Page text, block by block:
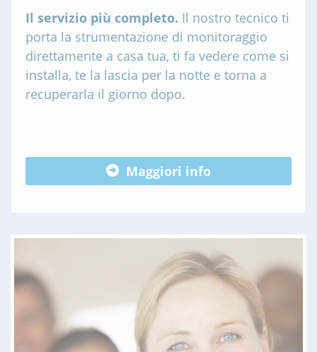
Il servizio più completo. Il nostro tecnico ti
porta la strumentazione di monitoraggio
direttamente a casa tua, ti fa vedere come si
installa, te la lascia per la notte e torna a
recuperarla il giorno dopo.
Maggiori info